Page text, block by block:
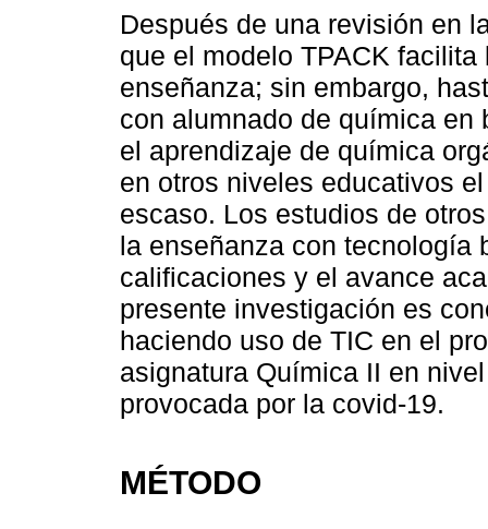
Después de una revisión en
que el modelo TPACK
enseñanza; sin embargo,
con alumnado de química en
el aprendizaje de química
en otros niveles educativos
escaso. Los estudios de
la enseñanza con tecnología
calificaciones y el avance
presente investigación es
haciendo uso de TIC en el
asignatura Química II en
provocada por la covid-19.
MÉTODO